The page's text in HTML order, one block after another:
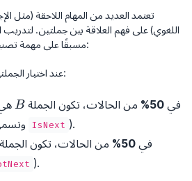
تعتمد العديد من المهام اللاحقة (مثل
اللغوي) على فهم العلاقة بين جملتين.
يتم تدريب BERT مسبقًا على مهمة تصنيف ثنائية:
عند اختيارللتدريب المسبق:
في50% من الحالات، تكون الجملة
B
B هي
IsNext ).
في50% من الحالات، تكون
).